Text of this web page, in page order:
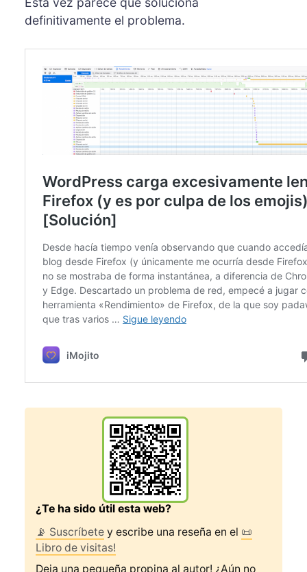
definitivamente el problema.
¿Te ha sido útil esta web?
📡 Suscríbetey escribe una reseña en el 📜
Libro de visitas!
Deja una pequeña propina al autor! ¿Aún no